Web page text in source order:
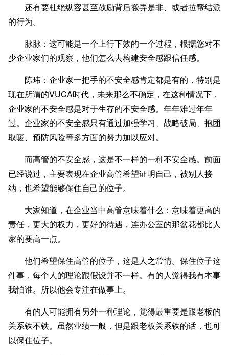
还有要杜绝纵容甚至鼓励背后搬弄是非、或者拉帮结派
的行为。
脉脉：这可能是一个上行下效的一个过程，根据您对不
少企业家们的观察，他们怎么去构建安全感跟信任感。
陈玮：企业家一把手的不安全感肯定都是有的，特别是
现在所谓的VUCA时代，未来那么不确定，在这种情况下，
企业家的不安全感是对于生存的不安全感。年年难过年年
过。企业家的不安全感只有通过加强学习、战略破局、抱团
取暖、预防风险等多方面的努力加以应对。
而高管的不安全感，这是不一样的一种不安全感。前面
已经说过，主要表现在企业高管希望证明自己，被别人接
纳，也希望能够保住自己的位子。
大家知道，在企业当中高管意味着什么：意味着更高的
责任，更大的权力，更好的待遇，连办公室的那盆花都比人
家的要高一点。
他们希望保住高管的位子，这是人之常情。保住位子这
件事，每个人的理论跟假设并不一样。有的人觉得我有本事
我怕谁。所以他会专注在做事上。
有的人可能拥有另外一种理论，觉得最重要是跟老板的
关系铁不铁。虽然业绩一般，但是跟老板关系铁的话，也可
以保住位子。